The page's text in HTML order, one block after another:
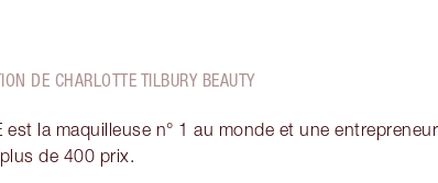
DE CHARLOTTE TILBURY BEAUTY
la maquilleuse n° 1 au monde et une
de 400 prix.